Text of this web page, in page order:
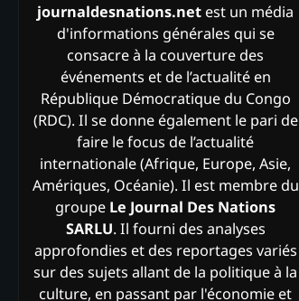
journaldesnations.net est un média
d'informations générales qui se
consacre à la couverture des
événements et de l’actualité en
République Démocratique du Congo
(RDC). Il se donne également le pari de
faire le focus de l’actualité
internationale (Afrique, Europe, Asie,
Amériques, Océanie). Il est membre du
groupe Le Journal Des Nations
SARLU. Il fourni des analyses
approfondies et des reportages variés
sur des sujets allant de la politique à la
culture, en passant par l'économie et